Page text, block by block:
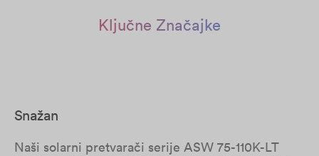
Ključne Značajke
Snažan
Naši solarni pretvarači serije ASW 75-110K-LT